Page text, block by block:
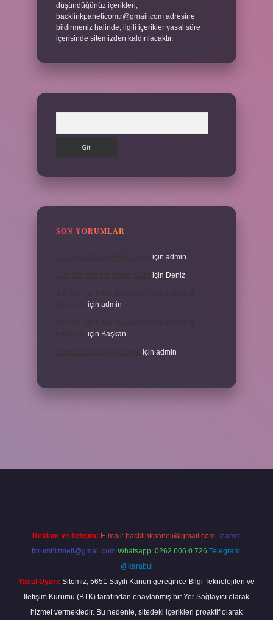
düşündüğünüz içerikleri,
backlinkpanelicomtr@gmail.com adresine
bildirmeniz halinde, ilgili içerikler yasal süre
içerisinde sitemizden kaldırılacaktır.
SON YORUMLAR
için admin
için Deniz
için admin
için Başkan
için admin
Reklam ve İletişim: E-mail: backlinkpaneli@gmail.com Teams:
forumhizmeti@gmail.com Whatsapp: 0262 606 0 726 Telegram:
@karabul
Yasal Uyarı: Sitemiz, 5651 Sayılı Kanun gereğince Bilgi Teknolojileri ve
İletişim Kurumu (BTK) tarafından onaylanmış bir Yer Sağlayıcı olarak
hizmet vermektedir. Bu nedenle, sitedeki içerikleri proaktif olarak